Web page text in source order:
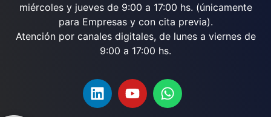
miércoles y jueves de 9:00 a 17:00 hs. (únicamente
para Empresas y con cita previa).
Atención por canales digitales, de lunes a viernes de
9:00 a 17:00 hs.